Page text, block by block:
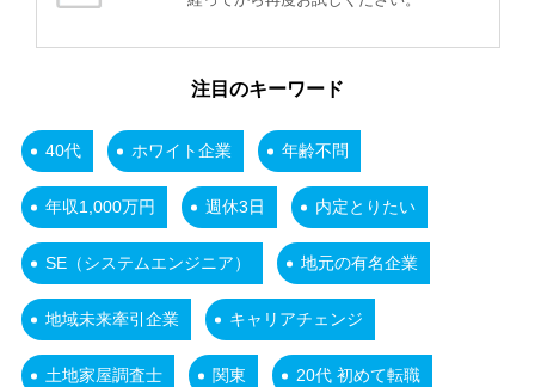
注目のキーワード
40代 ホワイト企業 年齢不問
年収1,000万円 週休3日 内定とりたい
SE（システムエンジニア） 地元の有名企業
地域未来牽引企業 キャリアチェンジ
土地家屋調査士 関東 20代 初めて転職